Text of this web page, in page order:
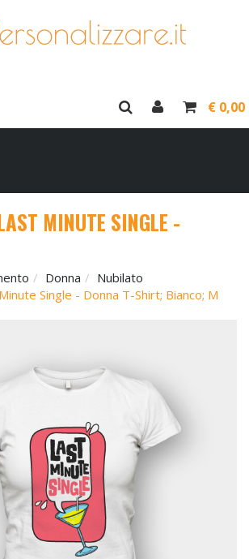
€ 0,00
MINUTE SINGLE -
Donna
Nubilato
Single - Donna T-Shirt; Bianco; M